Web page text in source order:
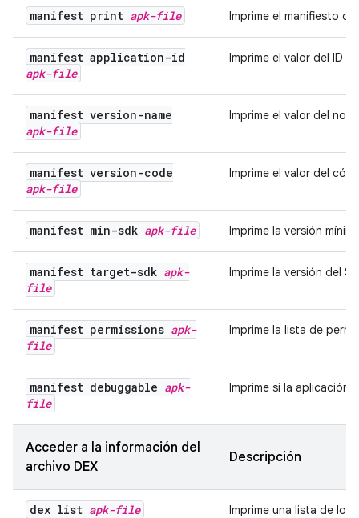
manifest print apk-file Imprime el manifiesto
manifest application-id
apk-file
Imprime el valor del ID
manifest version-name
apk-file
Imprime el valor del
manifest version-code
apk-file
Imprime el valor del
manifest min-sdk apk-file Imprime la versión
manifest target-sdk apk-
file
Imprime la versión del
manifest permissions apk-
file
Imprime la lista de
manifest debuggable apk-
file
Imprime si la aplicación
Acceder a la información del
archivo DEX
Descripción
dex list apk-file Imprime una lista de los